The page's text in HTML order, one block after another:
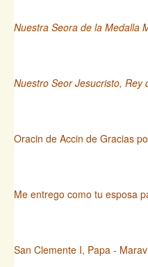
Nuestra Seora de la Medalla
Nuestro Seor Jesucristo, Rey
Oracin de Accin de Gracias
Me entrego como tu esposa
San Clemente I, Papa -